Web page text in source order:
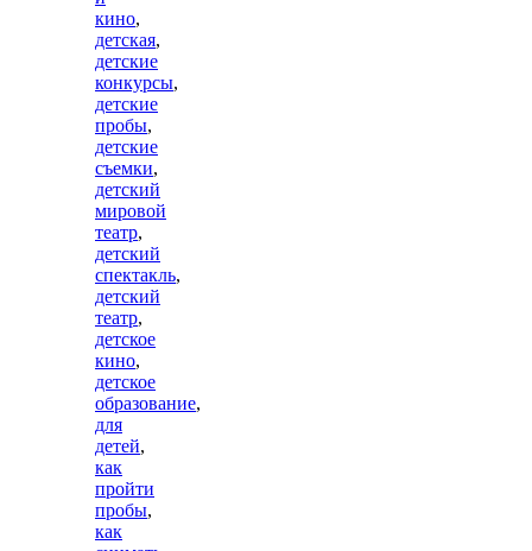
кино,
детская,
детские
конкурсы,
детские
пробы,
детские
съемки,
детский
мировой
театр,
детский
спектакль,
детский
театр,
детское
кино,
детское
образование,
для
детей,
как
пройти
пробы,
как